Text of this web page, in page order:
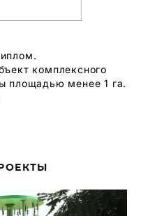
комплексного
площадью менее 1 га.